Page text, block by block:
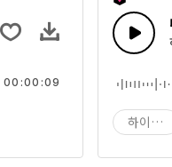
털 컴퓨팅 사운드의 조합
00:00:09
하이테